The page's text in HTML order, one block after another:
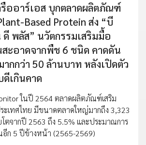
รืออาร์เอส บุกตลาดผลิตภัณฑ์
Based Protein ส่ง “บี
พลัส” นวัตกรรมเสริมมื้อ
ะอาดจากพืช 6 ชนิด คาดดัน
กกว่า 50 ล้านบาท หลังเปิดตัว
เกินคาด
ในปี 2564 ตลาดผลิตภัณฑ์เสริม
ะเทศไทย มีขนาดตลาดใหญ่มากถึง 3,323
ตจากปี 2563 ถึง 5.5% และประมาณการ
อีก 5 ปีข้างหน้า (2565-2569)